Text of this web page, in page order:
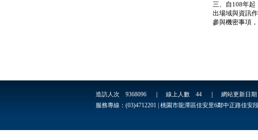
三、自108年起
出場域與資訊
參與機密事項，
造訪人次 9368096 ｜ 線上人數 44 ｜ 網站更新日
服務專線：(03)4712201 | 桃園市龍潭區佳安里6鄰中正路佳安